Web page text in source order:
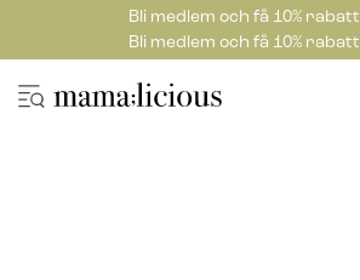
Bli medlem och få 10%
Bli medlem och få 10%